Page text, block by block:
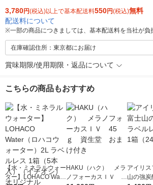
3,780円(税込)以上で基本配送料550円(税込)無料
配送料について
※一部の商品につきましては、基本配送料を当社が負
在庫確認住所：東京都にお届け
賞味期限/使用期限・返品について
こちらの商品もおすすめ
【水・ミネラルウォー
ター】LOHACO Wate
HAKU（ハク） メラ
ノフォーカスＩＶ 4
アイリ
山の強炭